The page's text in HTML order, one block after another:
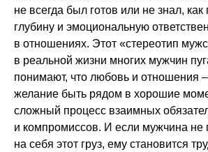
не всегда был готов или не знал,
глубину и эмоциональную
в отношениях. Этот «стереотип
в реальной жизни многих мужчин
понимают, что любовь и отношения
желание быть рядом в хорошие
сложный процесс взаимных
и компромиссов. И если мужчина не
на себя этот груз, ему становится